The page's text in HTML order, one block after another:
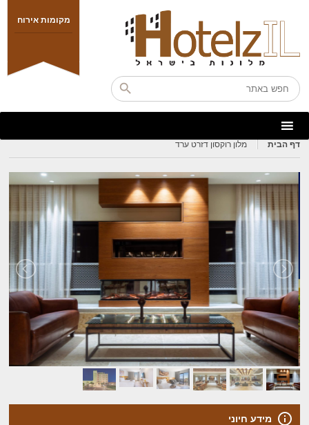
מקומות אירוח
דף הבית מלון רוקסון דזרט ערד
מידע חיוני